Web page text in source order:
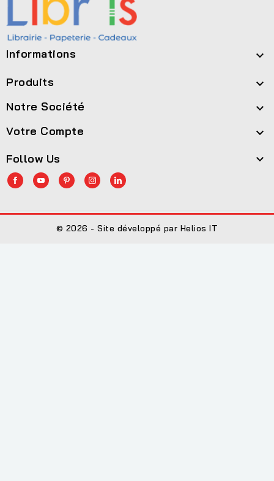
Informations 
Produits 
Notre Société 
Votre Compte 
Follow Us 
© 2026 - Site développé par Helios IT